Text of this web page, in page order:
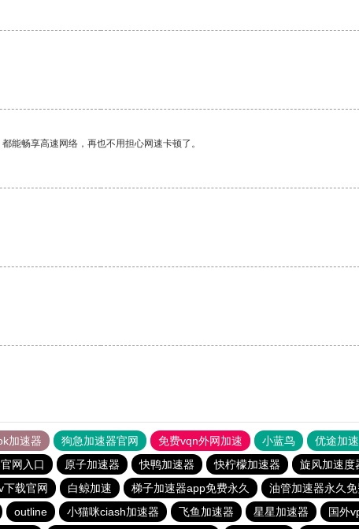
能畅享高速网络，再也不用担心网速卡顿了。
加速器 狗急加速器官网 免费vqn外网加速 小蓝鸟 优途加
网入口 原子加速器 快鸭加速器 快柠檬加速器 旋风加速度
下载官网 白鲸加速 梯子加速器app免费永久 油管加速器永久
outline 小猫咪ciash加速器 飞鱼加速器 星星加速器 国外